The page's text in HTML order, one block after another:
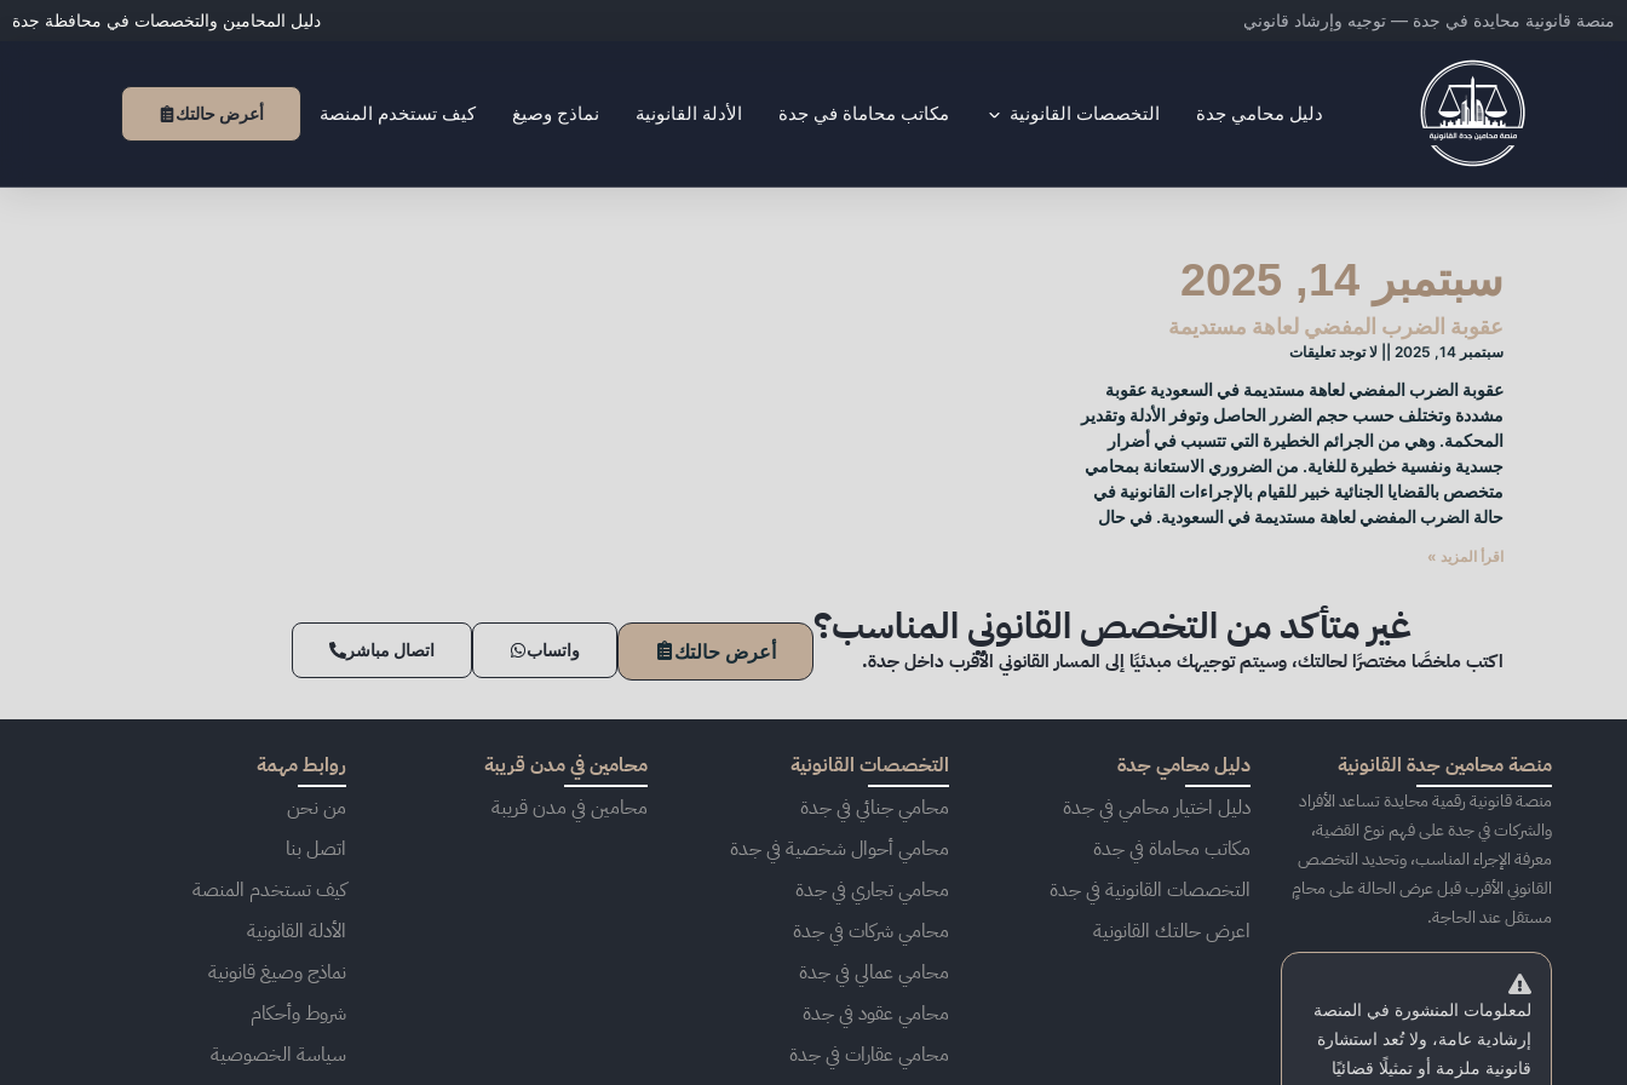
تخطي
منصة قانونية محايدة في جدة — توجيه وإرشاد قانوني دليل المحامين والتخصصات في محافظة جدة
منصة محامين جدة القانونية
دليل محامي جدة التخصصات القانونية Open التخصصات القانونية مكاتب محاماة في جدة الأدلة القانونية نماذج وصيغ كيف تستخدم المنصة أعرض حالتك
سبتمبر 14, 2025
عقوبة الضرب المفضي لعاهة مستديمة
سبتمبر 14, 2025 لا توجد تعليقات
عقوبة الضرب المفضي لعاهة مستديمة في السعودية عقوبة
مشددة وتختلف حسب حجم الضرر الحاصل وتوفر الأدلة وتقدير
المحكمة. وهي من الجرائم الخطيرة التي تتسبب في أضرار
جسدية ونفسية خطيرة للغاية. من الضروري الاستعانة بمحامي
متخصص بالقضايا الجنائية خبير للقيام بالإجراءات القانونية في
حالة الضرب المفضي لعاهة مستديمة في السعودية. في حال
اقرأ المزيد »
غير متأكد من التخصص القانوني المناسب؟
اكتب ملخصًا مختصرًا لحالتك، وسيتم توجيهك مبدئيًا إلى المسار القانوني الأقرب داخل جدة. أعرض حالتك واتساب اتصال مباشر
منصة محامين جدة القانونية
منصة قانونية رقمية محايدة تساعد الأفراد
والشركات في جدة على فهم نوع القضية،
معرفة الإجراء المناسب، وتحديد التخصص
القانوني الأقرب قبل عرض الحالة على محامٍ
مستقل عند الحاجة.
لمعلومات المنشورة في المنصة
إرشادية عامة، ولا تُعد استشارة
قانونية ملزمة أو تمثيلًا قضائيًا
دليل محامي جدة
دليل اختيار محامي في جدة
مكاتب محاماة في جدة
التخصصات القانونية في جدة
اعرض حالتك القانونية
التخصصات القانونية
محامي جنائي في جدة
محامي أحوال شخصية في جدة
محامي تجاري في جدة
محامي شركات في جدة
محامي عمالي في جدة
محامي عقود في جدة
محامي عقارات في جدة
محامين في مدن قريبة
محامين في مدن قريبة
روابط مهمة
من نحن
اتصل بنا
كيف تستخدم المنصة
الأدلة القانونية
نماذج وصيغ قانونية
شروط وأحكام
سياسة الخصوصية